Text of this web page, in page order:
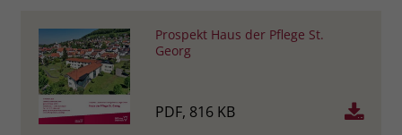
Prospekt Haus der Pflege St.
Georg
PDF, 816 KB